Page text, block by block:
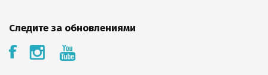
Следите за обновлениями